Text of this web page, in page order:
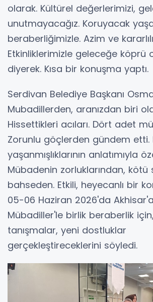
olarak. Kültürel değerlerimizi,
unutmayacağız. Koruyacak
beraberliğimizle. Azim ve
Etkinliklerimizle geleceğe köprü
diyerek. Kısa bir konuşma yaptı.
Serdivan Belediye Başkanı
Mubadillerden, aranızdan biri
Hissettikleri acıları. Dört adet
Zorunlu göçlerden gündem etti.
yaşanmışlıklarının anlatımıyla
Mübadenin zorluklarından, kötü
bahseden. Etkili, heyecanlı bir
05-06 Haziran 2026'da
Mübadiller'le birlik beraberlik
tanışmalar, yeni dostluklar
gerçekleştireceklerini söyledi.